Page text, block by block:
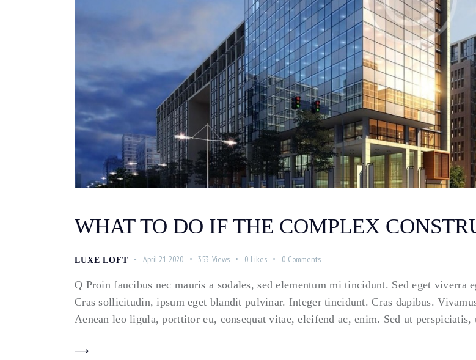
WHAT TO DO IF THE COMPLEX
LUXE LOFT April 21, 2020 353 Views 0 Likes 0 Comments
Q Proin faucibus nec mauris a sodales, sed elementum mi tincidunt. Sed eget viverra
Cras sollicitudin, ipsum eget blandit pulvinar. Integer tincidunt. Cras dapibus.
Aenean leo ligula, porttitor eu, consequat vitae, eleifend ac, enim. Sed ut